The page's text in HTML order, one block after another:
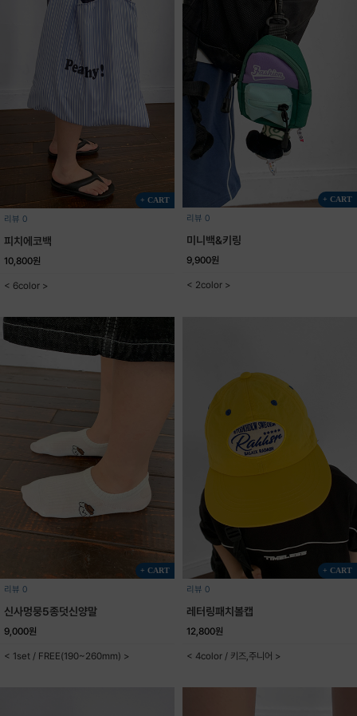
+ CART
리뷰 0
피치에코백
10,800원
< 6color >
+ CART
리뷰 0
미니백&키링
9,900원
< 2color >
+ CART
리뷰 0
신사멍뭉5종덧신양말
9,000원
< 1set / FREE(190~260mm) >
+ CART
리뷰 0
레터링패치볼캡
12,800원
< 4color / 키즈,주니어 >